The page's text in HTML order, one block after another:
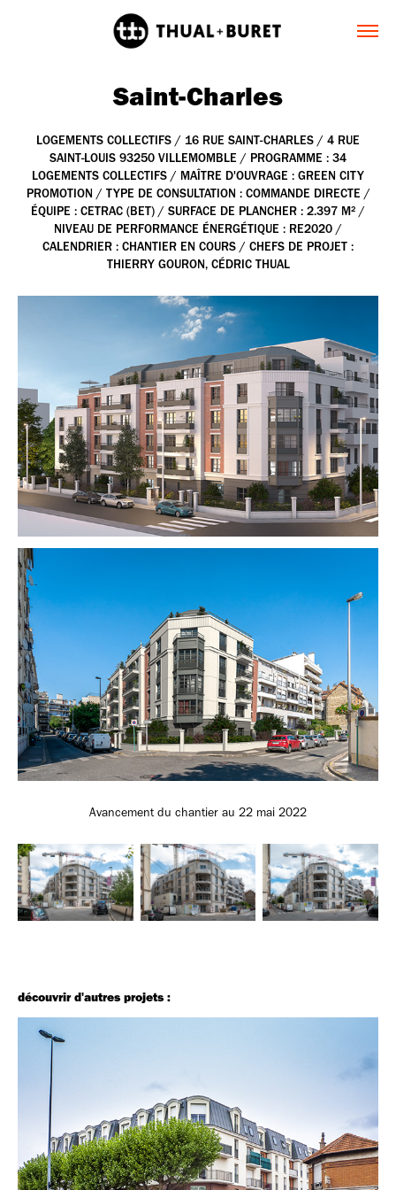
Saint-Charles
LOGEMENTS COLLECTIFS / 16 RUE SAINT-CHARLES / 4 RUE
SAINT-LOUIS 93250 VILLEMOMBLE / PROGRAMME : 34
LOGEMENTS COLLECTIFS / MAÎTRE D'OUVRAGE : GREEN CITY
PROMOTION / TYPE DE CONSULTATION : COMMANDE DIRECTE /
ÉQUIPE : CETRAC (BET) / SURFACE DE PLANCHER : 2.397 M² /
NIVEAU DE PERFORMANCE ÉNERGÉTIQUE : RE2020 /
CALENDRIER : CHANTIER EN COURS / CHEFS DE PROJET :
THIERRY GOURON, CÉDRIC THUAL
Avancement du chantier au 22 mai 2022
découvrir d'autres projets :